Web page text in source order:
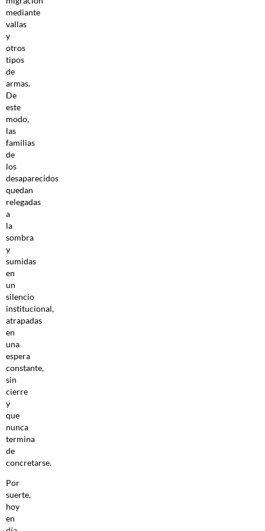
mediante
vallas
y
otros
tipos
de
armas.
De
este
modo,
las
familias
de
los
desaparecidos
quedan
relegadas
a
la
sombra
y
sumidas
en
un
silencio
institucional,
atrapadas
en
una
espera
constante,
sin
cierre
y
que
nunca
termina
de
concretarse.
Por
suerte,
hoy
en